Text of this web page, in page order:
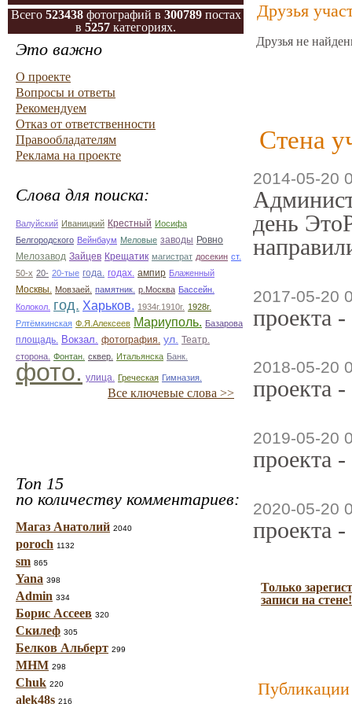
Всего 523438фотографий в 300789постах
в 5257 категориях.
Это важно
О проекте
Вопросы и ответы
Рекомендуем
Отказ от ответственности
Правообладателям
Реклама на проекте
Слова для поиска:
Валуйский Иваницкий Крестный Иосифа
Белгородского Вейнбаум Меловые заводы Ровно
Мелозавод Зайцев Крещатик магистрат досекин ст.
50-х 20- 20-тые года. годах. ампир Блаженный
Москвы.
Мовзаей. памятник. р.Москва Бассейн.
Колокол.
год. Харьков. 1934г.1910г. 1928г.
Рлтёмкинская Ф.Я.Алексеев Мариуполь. Базарова
площадь. Вокзал. фотография. ул. Театр.
сторона. Фонтан. сквер. Итальянска Банк.
фото. улица. Греческая Гимназия.
Все ключевые слова >>
Топ 15
по количеству комментариев:
Магаз Анатолий 2040
poroch 1132
sm 865
Yana 398
Admin 334
Борис Ассеев 320
Скилеф 305
Белков Альберт 299
МНМ 298
Chuk 220
alek48s 216
Друзья
Друзья не
Стена
2014-05-20
день
2017-05-20
проекта
2018-05-20
проекта
2019-05-20
проекта
2020-05-20
проекта
Только
записи на стене!
Публикации